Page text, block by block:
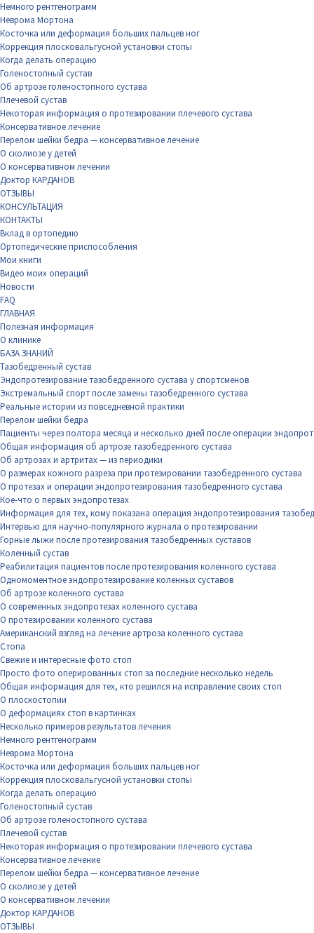
Немного рентгенограмм
Неврома Мортона
Косточка или деформация больших пальцев ног
Коррекция плосковальгусной установки стопы
Когда делать операцию
Голеностопный сустав
Об артрозе голеностопного сустава
Плечевой сустав
Некоторая информация о протезировании плечевого сустава
Консервативное лечение
Перелом шейки бедра — консервативное лечение
О сколиозе у детей
О консервативном лечении
Доктор КАРДАНОВ
ОТЗЫВЫ
КОНСУЛЬТАЦИЯ
КОНТАКТЫ
Вклад в ортопедию
Ортопедические приспособления
Мои книги
Видео моих операций
Новости
FAQ
ГЛАВНАЯ
Полезная информация
О клинике
БАЗА ЗНАНИЙ
Тазобедренный сустав
Эндопротезирование тазобедренного сустава у спортсменов
Экстремальный спорт после замены тазобедренного сустава
Реальные истории из повседневной практики
Перелом шейки бедра
Пациенты через полтора месяца и несколько дней после операции
Общая информация об артрозе тазобедренного сустава
Об артрозах и артритах — из периодики
О размерах кожного разреза при протезировании тазобедренного сустава
О протезах и операции эндопротезирования тазобедренного сустава
Кое-что о первых эндопротезах
Информация для тех, кому показана операция эндопротезирования
Интервью для научно-популярного журнала о протезировании
Горные лыжи после протезирования тазобедренных суставов
Коленный сустав
Реабилитация пациентов после протезирования коленного сустава
Одномоментное эндопротезирование коленных суставов
Об артрозе коленного сустава
О современных эндопротезах коленного сустава
О протезировании коленного сустава
Американский взгляд на лечение артроза коленного сустава
Стопа
Свежие и интересные фото стоп
Просто фото оперированных стоп за последние несколько недель
Общая информация для тех, кто решился на исправление своих стоп
О плоскостопии
О деформациях стоп в картинках
Несколько примеров результатов лечения
Немного рентгенограмм
Неврома Мортона
Косточка или деформация больших пальцев ног
Коррекция плосковальгусной установки стопы
Когда делать операцию
Голеностопный сустав
Об артрозе голеностопного сустава
Плечевой сустав
Некоторая информация о протезировании плечевого сустава
Консервативное лечение
Перелом шейки бедра — консервативное лечение
О сколиозе у детей
О консервативном лечении
Доктор КАРДАНОВ
ОТЗЫВЫ